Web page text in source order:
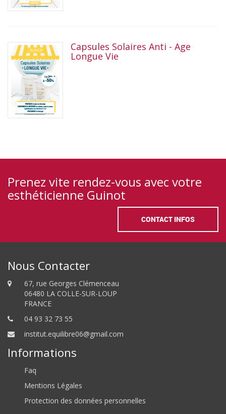
Capsules Solaires Anti - Age
Longue Vie
Prenez vite rendez-vous avec votre
esthéticienne Guinot
CONTACT INFOS
Nous Contacter
67, rue Georges Clémenceau
06480 LA COLLE-SUR-LOUP
FRANCE
04 93 32 73 55
institut.equilibre06@gmail.com
Informations
Faq
Mentions Légales
Protection des données personnelles